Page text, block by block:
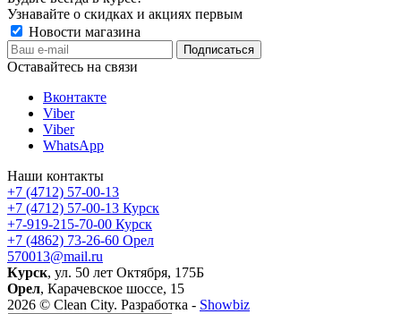
Узнавайте о скидках и акциях первым
Новости магазина
Оставайтесь на связи
Вконтакте
Viber
Viber
WhatsApp
Наши контакты
+7 (4712) 57-00-13
+7 (4712) 57-00-13 Курск
+7-919-215-70-00 Курск
+7 (4862) 73-26-60 Орел
570013@mail.ru
Курск, ул. 50 лет Октября, 175Б
Орел, Карачевское шоссе, 15
2026 © Clean City. Разработка - Showbiz